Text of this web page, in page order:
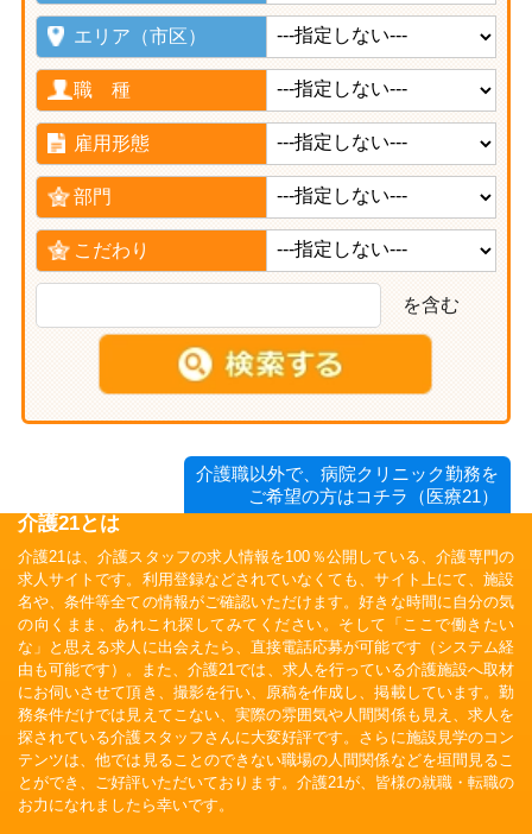
エリア（市区）
職 種
雇用形態
部門
こだわり
を含む
介護職以外で、病院クリニック勤務を
ご希望の方はコチラ（医療21）
介護21とは
介護21は、介護スタッフの求人情報を100％公開している、介護専門の
求人サイトです。利用登録などされていなくても、サイト上にて、施設
名や、条件等全ての情報がご確認いただけます。好きな時間に自分の気
の向くまま、あれこれ探してみてください。そして「ここで働きたい
な」と思える求人に出会えたら、直接電話応募が可能です（システム経
由も可能です）。また、介護21では、求人を行っている介護施設へ取材
にお伺いさせて頂き、撮影を行い、原稿を作成し、掲載しています。勤
務条件だけでは見えてこない、実際の雰囲気や人間関係も見え、求人を
探されている介護スタッフさんに大変好評です。さらに施設見学のコン
テンツは、他では見ることのできない職場の人間関係などを垣間見るこ
とができ、ご好評いただいております。介護21が、皆様の就職・転職の
お力になれましたら幸いです。